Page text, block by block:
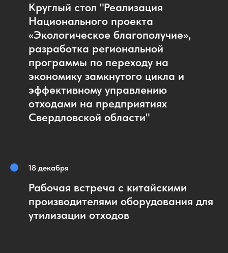
Круглый стол "Реализация
Национального проекта
«Экологическое благополучие»,
разработка региональной
программы по переходу на
экономику замкнутого цикла и
эффективному управлению
отходами на предприятиях
Свердловской области"
18 декабря
Рабочая встреча с китайскими
производителями оборудования для
утилизации отходов